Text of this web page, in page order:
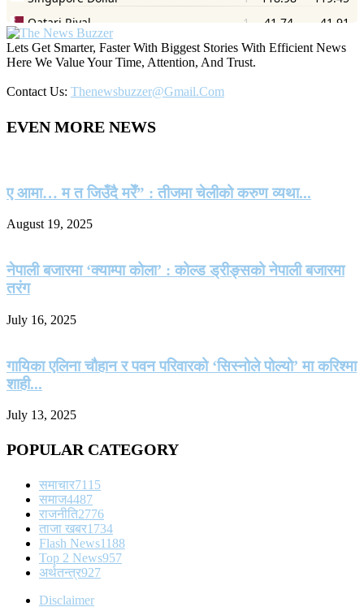
Lets Get Smarter, Faster With Biggest Stories With Efficient News
Here We Value Your Time, Attention, And Trust.
Contact Us: Thenewsbuzzer@gmail.com
EVEN MORE NEWS
ए आमा… म त जिउँदै मरेँ” : तीजमा चेलीको करुण व्यथा...
August 19, 2025
नेपाली बजारमा ‘क्याम्पा कोला’ : कोल्ड ड्रीङ्सको नेपाली बजारमा
तरंग
July 16, 2025
गायिका एलिना चौहान र पवन परिवारको ‘सिस्नोले पोल्यो’ मा करिश्मा
शाही...
July 13, 2025
POPULAR CATEGORY
समाचार7115
समाज4487
राजनीति2776
ताजा खबर1734
Flash News1188
Top 2 News957
अर्थतन्त्र927
Disclaimer